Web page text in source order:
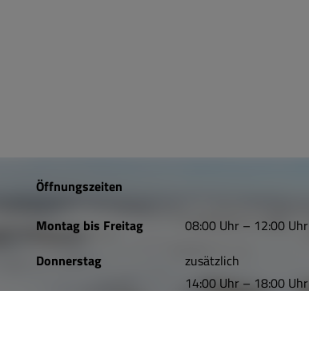
Öffnungszeiten
Montag bis Freitag
08:00 Uhr – 12:00 Uhr
Donnerstag
zusätzlich
14:00 Uhr – 18:00 Uhr